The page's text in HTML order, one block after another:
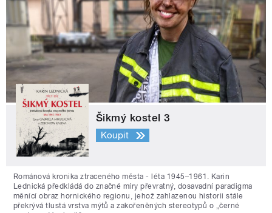
Šikmý kostel 3
Koupit
Románová kronika ztraceného města - léta 1945–1961. Karin
Lednická předkládá do značné míry převratný, dosavadní paradigma
měnící obraz hornického regionu, jehož zahlazenou historii stále
překrývá tlustá vrstva mýtů a zakořeněných stereotypů o „černé